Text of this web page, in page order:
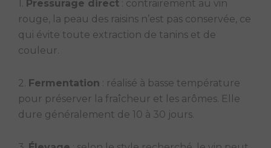
Pressurage direct : contrairement au vin
rouge, la peau des raisins n’est pas conservée, ce
qui évite toute extraction de tanins et de
couleur.
2. Fermentation : réalisé à basse température
pour préserver la fraîcheur et les arômes. Elle
dure généralement de 10 à 30 jours.